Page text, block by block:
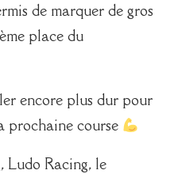
de marquer de gros
place du
encore plus dur pour
prochaine course
Racing, le